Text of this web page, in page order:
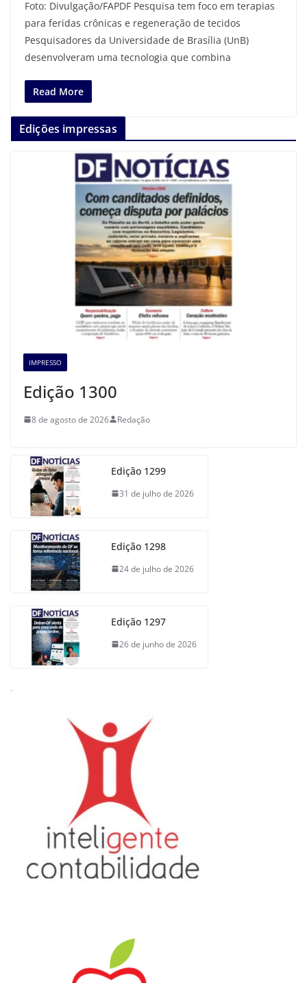
Foto: Divulgação/FAPDF Pesquisa tem foco em terapias
para feridas crônicas e regeneração de tecidos
Pesquisadores da Universidade de Brasília (UnB)
desenvolveram uma tecnologia que combina
Read More
Edições impressas
IMPRESSO
Edição 1300
8 de agosto de 2026 Redação
Edição 1299
31 de julho de 2026
Edição 1298
24 de julho de 2026
Edição 1297
26 de junho de 2026